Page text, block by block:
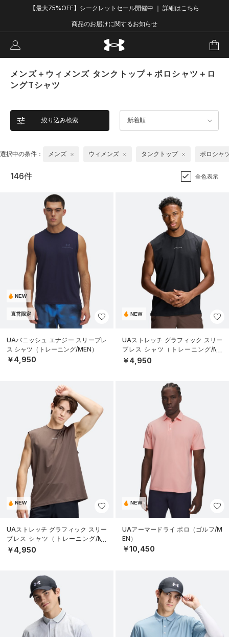
【最大75%OFF】シークレットセール開催中 ｜ 詳細はこちら
商品のお届けに関するお知らせ
メンズ＋ウィメンズ タンクトップ＋ポロシャツ＋ロ
ングTシャツ
絞り込み検索 新着順
選択中の条件： メンズ ウィメンズ タンクトップ ポロシャ
146件 全色表示
NEW
直営限定
UAバニッシュ エナジー スリーブレ
ス シャツ（トレーニング/MEN）
￥4,950
NEW
UAストレッチ グラフィック スリー
ブレス シャツ（トレーニング/ME
N）
￥4,950
NEW
UAストレッチ グラフィック スリー
ブレス シャツ（トレーニング/ME
N）
￥4,950
NEW
UAアーマードライ ポロ（ゴルフ/M
EN）
￥10,450